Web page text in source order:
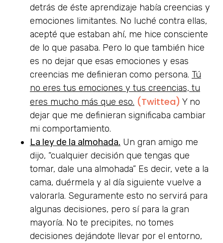
detrás de éste aprendizaje había creencias y
emociones limitantes. No luché contra ellas,
acepté que estaban ahí, me hice consciente
de lo que pasaba. Pero lo que también hice
es no dejar que esas emociones y esas
creencias me definieran como persona. Tú
no eres tus emociones y tus creencias, tu
eres mucho más que eso. (Twittea) Y no
dejar que me definieran significaba cambiar
mi comportamiento.
La ley de la almohada. Un gran amigo me
dijo, “cualquier decisión que tengas que
tomar, dale una almohada” Es decir, vete a la
cama, duérmela y al día siguiente vuelve a
valorarla. Seguramente esto no servirá para
algunas decisiones, pero sí para la gran
mayoría. No te precipites, no tomes
decisiones dejándote llevar por el entorno,